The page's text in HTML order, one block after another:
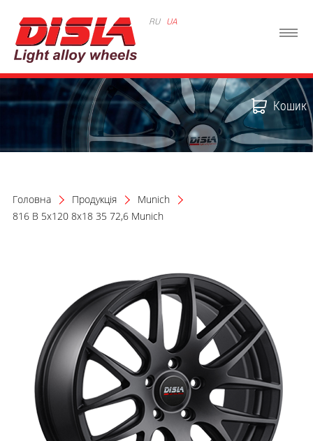
RU UA
Кошик
Головна Продукція
Munich
816 B 5x120 8x18 35 72,6 Munich